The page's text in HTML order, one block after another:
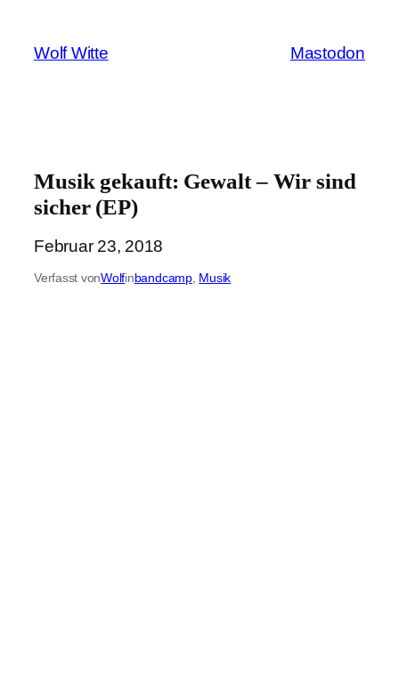
springen
Wolf Witte Mastodon
Musik gekauft: Gewalt – Wir sind
sicher (EP)
Februar 23, 2018
Verfasst vonWolfinbandcamp, Musik